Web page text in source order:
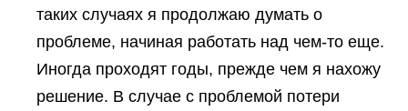
таких случаях я продолжаю думать о
проблеме, начиная работать над чем-то еще.
Иногда проходят годы, прежде чем я нахожу
решение. В случае с проблемой потери